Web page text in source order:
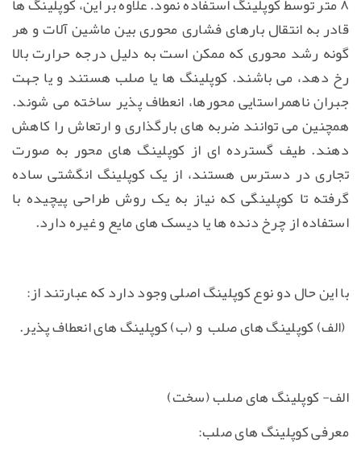
قادر به انتقال بارهای فشاری محوری بین ماشین آلات و هر
گونه رشد محوری که ممکن است به دلیل درجه حرارت بالا
رخ دهد، می باشند. کوپلینگ ها یا صلب هستند و یا جهت
جبران ناهمراستایی محورها، انعطاف پذیر ساخته می شوند.
همچنین می توانند ضربه های بارگذاری و ارتعاش را کاهش
دهند. طیف گسترده ای از کوپلینگ های محور به صورت
تجاری در دسترس هستند، از یک کوپلینگ انگشتی ساده
گرفته تا کوپلینگی که نیاز به یک روش طراحی پیچیده با
استفاده از چرخ دنده ها یا دیسک های مایع و غیره دارد.
با این حال دو نوع کوپلینگ اصلی وجود دارد که عبارتند از:
(الف) کوپلینگ های صلب و (ب) کوپلینگ های انعطاف پذیر.
الف- کوپلینگ های صلب (سخت)
معرفی کوپلینگ های صلب: